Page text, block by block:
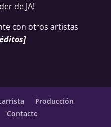
de JA!
con otros artistas
]
Producción
Contacto